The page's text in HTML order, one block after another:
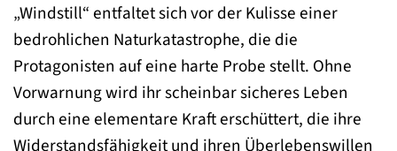
„Windstill“ entfaltet sich vor der Kulisse einer
bedrohlichen Naturkatastrophe, die die
Protagonisten auf eine harte Probe stellt. Ohne
Vorwarnung wird ihr scheinbar sicheres Leben
durch eine elementare Kraft erschüttert, die ihre
Widerstandsfähigkeit und ihren Überlebenswillen